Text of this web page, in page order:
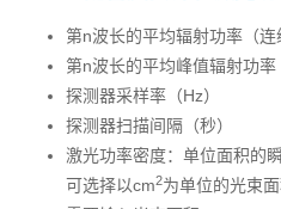
第n波长的平均辐射功率（连
第n波长的平均峰值辐射功率
探测器采样率（Hz）
探测器扫描间隔（秒）
激光功率密度：单位面积的
可选择以cm2为单位的光束